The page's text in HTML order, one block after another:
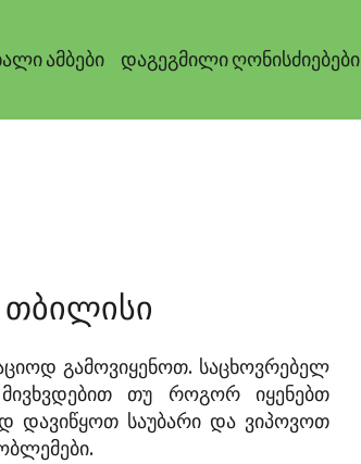
ამბები დაგეგმილი ღონისძიებები
გამოვიყენოთ. საცხოვრებელ
მივხვდებით თუ როგორ იყენებთ
დავიწყოთ საუბარი და ვიპოვოთ